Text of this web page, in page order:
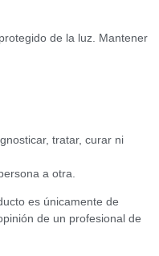
de la luz. Mantener
tratar, curar ni
a otra.
es únicamente de
de un profesional de